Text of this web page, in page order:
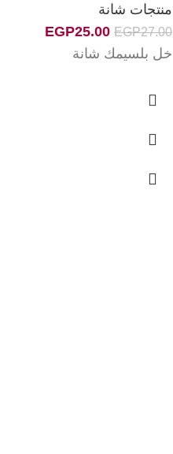
منتجات شانة
EGP27.00
EGP25.00
خل بلسيمك شانة